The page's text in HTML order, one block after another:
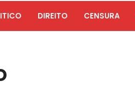
DIREITO CENSURA